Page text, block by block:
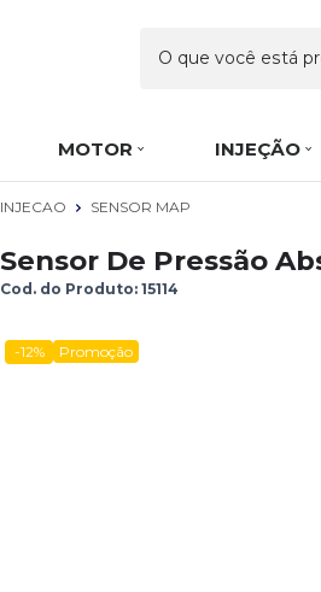
MOTOR INJEÇÃO
INJECAO SENSOR MAP
Sensor De Pressão
Cod. do Produto: 15114
-12% Promoção